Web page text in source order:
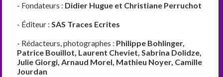
- Fondateurs : Didier Hugue et Christiane Perruchot
- Éditeur :SAS Traces Ecrites
- Rédacteurs, photographes : Philippe Bohlinger,
Patrice Bouillot, Laurent Cheviet, Sabrina Dolidze,
Julie Giorgi, Arnaud Morel, Mathieu Noyer, Camille
Jourdan